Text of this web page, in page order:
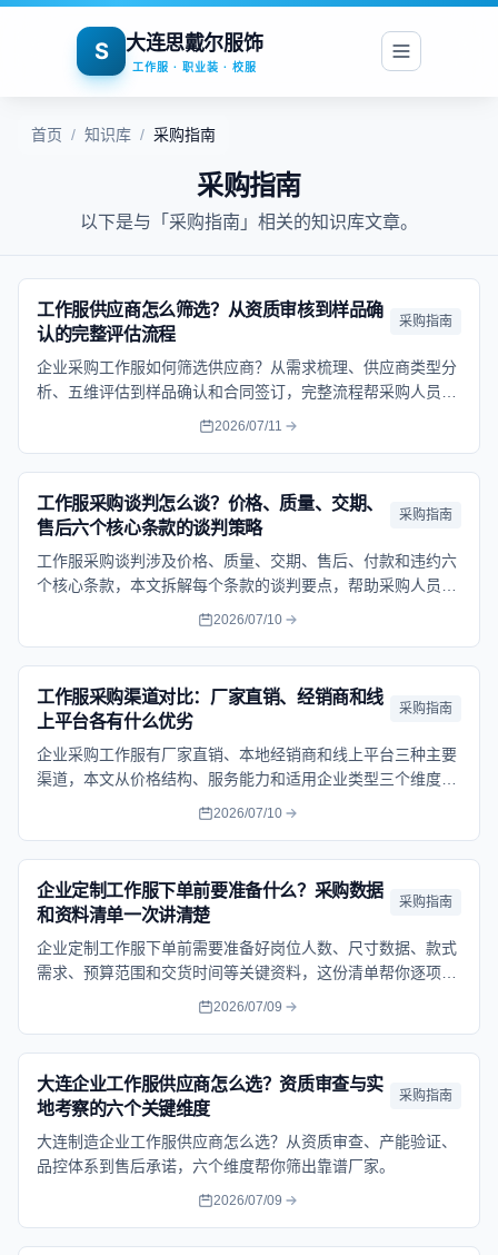
S 大连思戴尔服饰
工作服 · 职业装 · 校服
首页 / 知识库 / 采购指南
采购指南
以下是与「采购指南」相关的知识库文章。
工作服供应商怎么筛选？从资质审核到样品确
认的完整评估流程
采购指南
企业采购工作服如何筛选供应商？从需求梳理、供应商类型分
析、五维评估到样品确认和合同签订，完整流程帮采购人员避
2026/07/11
工作服采购谈判怎么谈？价格、质量、交期、
售后六个核心条款的谈判策略
采购指南
工作服采购谈判涉及价格、质量、交期、售后、付款和违约六
个核心条款，本文拆解每个条款的谈判要点，帮助采购人员签
2026/07/10
工作服采购渠道对比：厂家直销、经销商和线
上平台各有什么优劣
采购指南
企业采购工作服有厂家直销、本地经销商和线上平台三种主要
渠道，本文从价格结构、服务能力和适用企业类型三个维度对
比分析，帮助采购人员选对渠道。
2026/07/10
企业定制工作服下单前要准备什么？采购数据
和资料清单一次讲清楚
采购指南
企业定制工作服下单前需要准备好岗位人数、尺寸数据、款式
需求、预算范围和交货时间等关键资料，这份清单帮你逐项梳
理，避免反复沟通耽误进度。
2026/07/09
大连企业工作服供应商怎么选？资质审查与实
地考察的六个关键维度
采购指南
大连制造企业工作服供应商怎么选？从资质审查、产能验证、
品控体系到售后承诺，六个维度帮你筛出靠谱厂家。
2026/07/09